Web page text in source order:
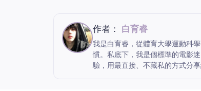
作者： 白育睿
我是白育睿，從體育大學運動科
慣。私底下，我是個標準的電影
驗，用最直接、不藏私的方式分